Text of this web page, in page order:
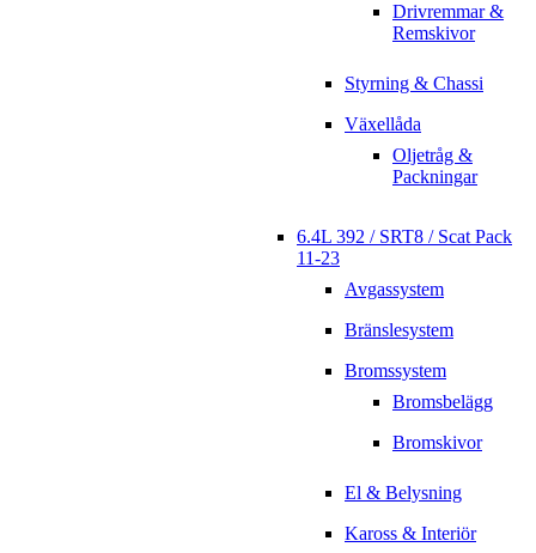
Drivremmar &
Remskivor
Styrning & Chassi
Växellåda
Oljetråg &
Packningar
6.4L 392 / SRT8 / Scat Pack
11-23
Avgassystem
Bränslesystem
Bromssystem
Bromsbelägg
Bromskivor
El & Belysning
Kaross & Interiör